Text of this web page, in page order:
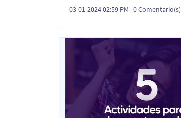
03-01-2024 02:59 PM-0Comentario(s)